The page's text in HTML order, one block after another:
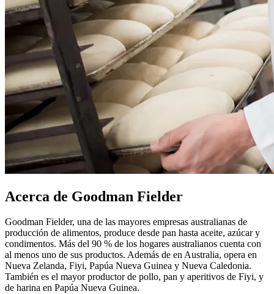
Acerca de Goodman Fielder
Goodman Fielder, una de las mayores empresas australianas de
producción de alimentos, produce desde pan hasta aceite, azúcar y
condimentos. Más del 90 % de los hogares australianos cuenta con
al menos uno de sus productos. Además de en Australia, opera en
Nueva Zelanda, Fiyi, Papúa Nueva Guinea y Nueva Caledonia.
También es el mayor productor de pollo, pan y aperitivos de Fiyi, y
de harina en Papúa Nueva Guinea.